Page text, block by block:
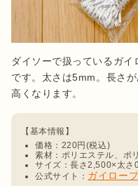
ダイソーで扱っているガ
です。太さは5mm。長さ
高くなります。
価格：220円(税込)
素材：ポリエステル、ポ
サイズ：長さ2,500×太さ
公式サイト： ガイロー